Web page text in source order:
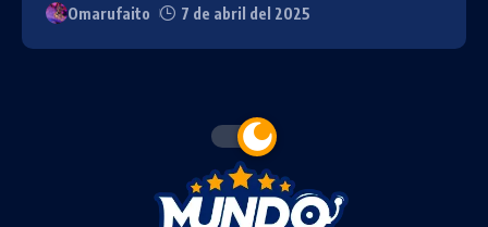
Omarufaito 7 de abril del 2025